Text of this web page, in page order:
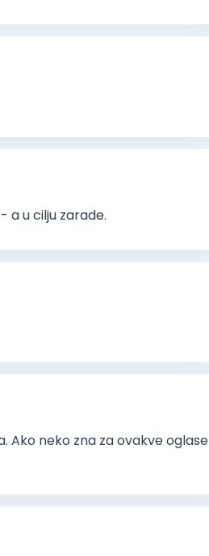
a u cilju zarade.
Ako neko zna za ovakve oglase